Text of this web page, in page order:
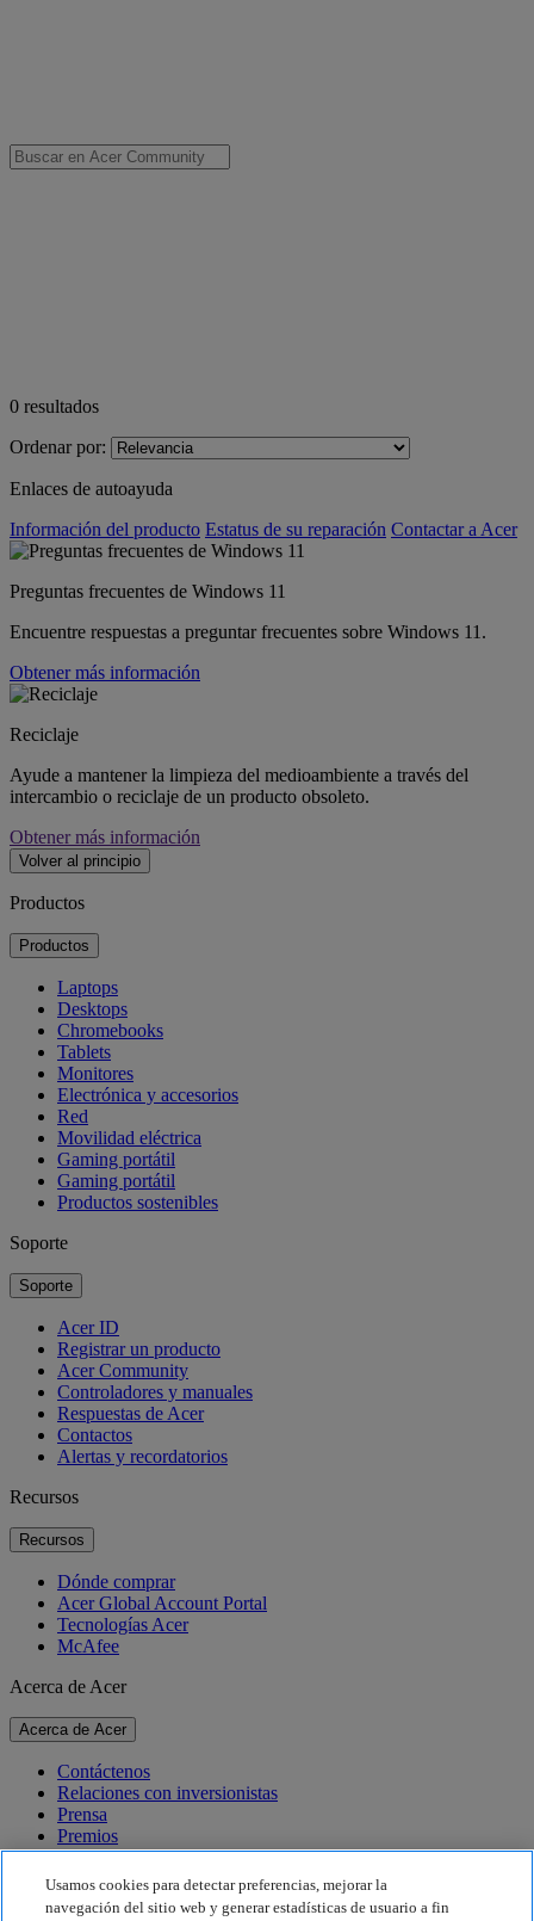
0 resultados
Ordenar por:
Enlaces de autoayuda
Información del producto Estatus de su reparación Contactar a Acer
Preguntas frecuentes de Windows 11
Encuentre respuestas a preguntar frecuentes sobre Windows 11.
Obtener más información
Reciclaje
Ayude a mantener la limpieza del medioambiente a través del
intercambio o reciclaje de un producto obsoleto.
Obtener más información
Volver al principio
Productos
Productos
Laptops
Desktops
Chromebooks
Tablets
Monitores
Electrónica y accesorios
Red
Movilidad eléctrica
Gaming portátil
Gaming portátil
Productos sostenibles
Soporte
Soporte
Acer ID
Registrar un producto
Acer Community
Controladores y manuales
Respuestas de Acer
Contactos
Alertas y recordatorios
Recursos
Recursos
Dónde comprar
Acer Global Account Portal
Tecnologías Acer
McAfee
Acerca de Acer
Acerca de Acer
Contáctenos
Relaciones con inversionistas
Prensa
Premios
Eventos
Sostenibilidad
Usamos cookies para detectar preferencias, mejorar la
navegación del sitio web y generar estadísticas de usuario a fin